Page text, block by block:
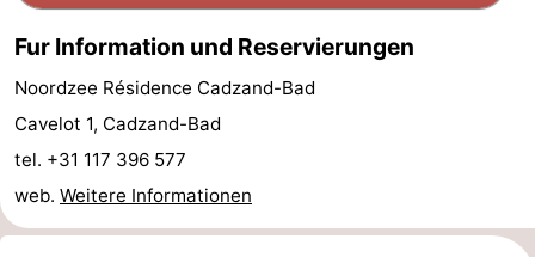
Aussichtspunkte
Attraktionen
Rundfahrten
-
Spielplätze
-
Indoor-
-
Fur Information und Reservierungen
Noordzee Résidence Cadzand-Bad
Cavelot 1, Cadzand-Bad
tel. +31 117 396 577
web. Weitere Informationen